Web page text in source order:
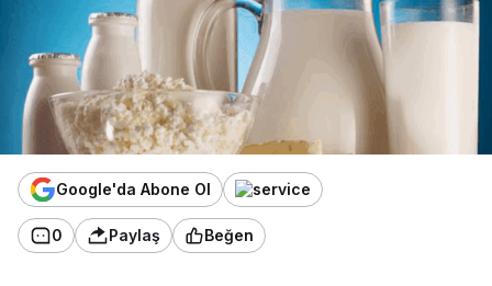
Google'da Abone Ol
0 Paylaş Beğen